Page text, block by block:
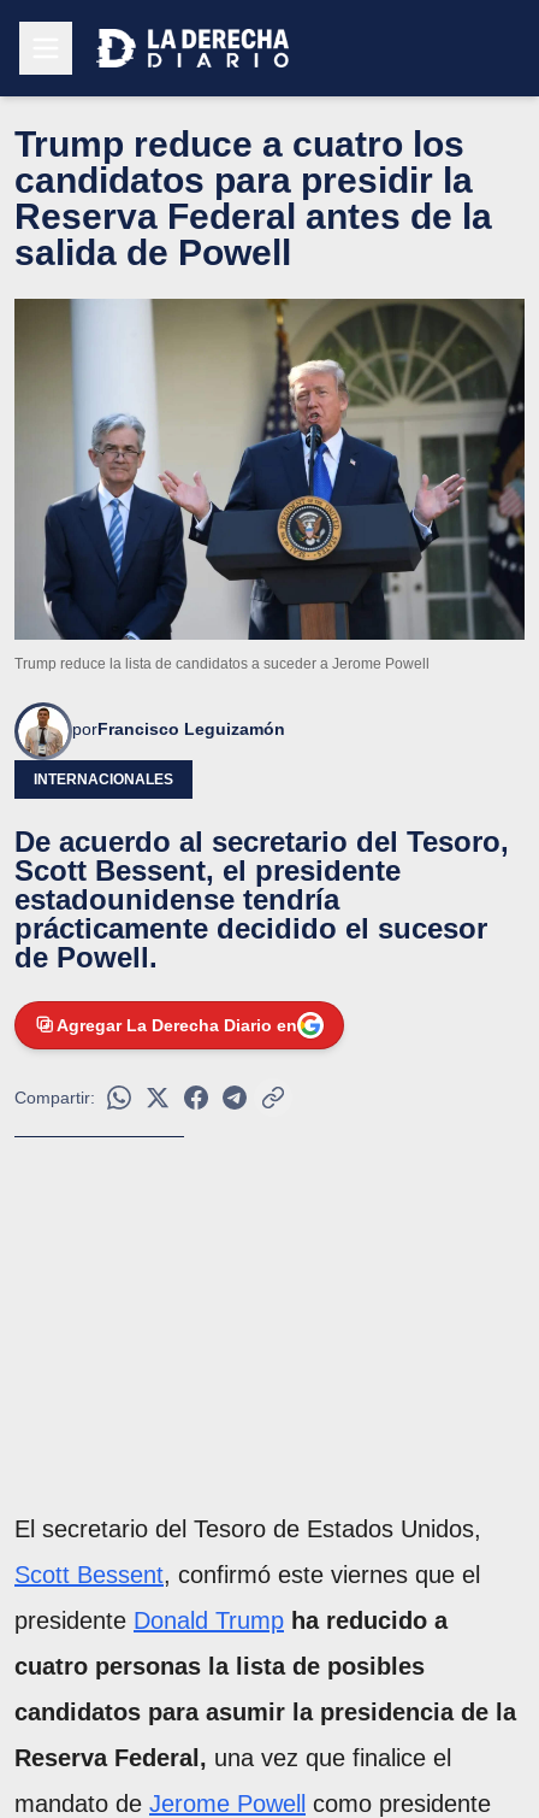
Trump reduce a cuatro los
candidatos para presidir la
Reserva Federal antes de la
salida de Powell
Trump reduce la lista de candidatos a suceder a Jerome Powell
porFrancisco Leguizamón
INTERNACIONALES
De acuerdo al secretario del Tesoro,
Scott Bessent, el presidente
estadounidense tendría
prácticamente decidido el sucesor
de Powell.
Agregar La Derecha Diario en
Compartir:
El secretario del Tesoro de Estados Unidos,
Scott Bessent, confirmó este viernes que el
presidente Donald Trump ha reducido a
cuatro personas la lista de posibles
candidatos para asumir la presidencia de la
Reserva Federal, una vez que finalice el
mandato de Jerome Powell
como presidente